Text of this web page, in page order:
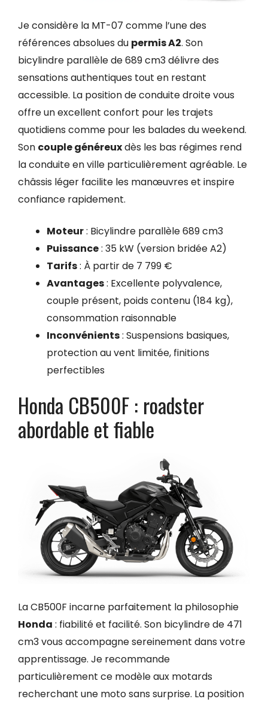
Je considère la MT-07 comme l’une des
références absolues du permis A2. Son
bicylindre parallèle de 689 cm3 délivre des
sensations authentiques tout en restant
accessible. La position de conduite droite vous
offre un excellent confort pour les trajets
quotidiens comme pour les balades du weekend.
Son couple généreuxdès les bas régimes rend
la conduite en ville particulièrement agréable. Le
châssis léger facilite les manœuvres et inspire
confiance rapidement.
Moteur: Bicylindre parallèle 689 cm3
Puissance: 35 kW (version bridée A2)
Tarifs: À partir de 7 799 €
Avantages: Excellente polyvalence,
couple présent, poids contenu (184 kg),
consommation raisonnable
Inconvénients: Suspensions basiques,
protection au vent limitée, finitions
perfectibles
Honda CB500F : roadster
abordable et fiable
La CB500F incarne parfaitement la philosophie
Honda : fiabilité et facilité. Son bicylindre de 471
cm3 vous accompagne sereinement dans votre
apprentissage. Je recommande
particulièrement ce modèle aux motards
recherchant une moto sans surprise. La position